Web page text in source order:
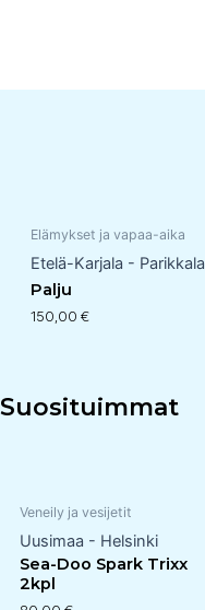
Elämykset ja vapaa-aika
Etelä-Karjala - Parikkala
Palju
150,00 €
Suosituimmat
Veneily ja vesijetit
Uusimaa - Helsinki
Sea-Doo Spark Trixx
2kpl